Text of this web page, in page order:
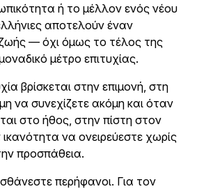
ή το μέλλον ενός νέου
αποτελούν έναν
— όχι όμως το τέλος της
μέτρο επιτυχίας.
βρίσκεται στην επιμονή, στη
να συνεχίζετε ακόμη και όταν
στο ήθος, στην πίστη στον
να ονειρεύεστε χωρίς
προσπάθεια.
περήφανοι. Για τον